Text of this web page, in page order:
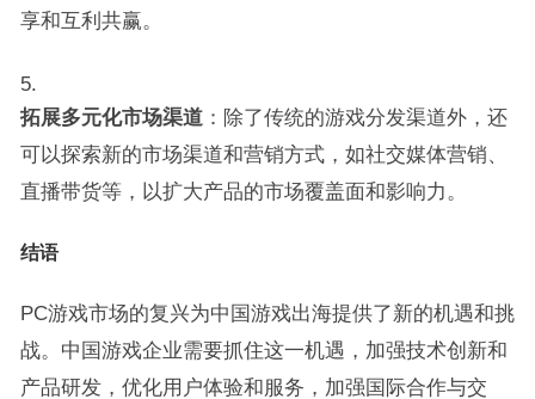
享和互利共赢。
拓展多元化市场渠道：除了传统的游戏分发渠道外，还
可以探索新的市场渠道和营销方式，如社交媒体营销、
直播带货等，以扩大产品的市场覆盖面和影响力。
结语
PC游戏市场的复兴为中国游戏出海提供了新的机遇和挑
战。中国游戏企业需要抓住这一机遇，加强技术创新和
产品研发，优化用户体验和服务，加强国际合作与交